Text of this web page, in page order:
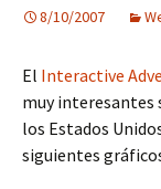
8/10/2007
El Interactive
muy interesantes
los Estados
siguientes